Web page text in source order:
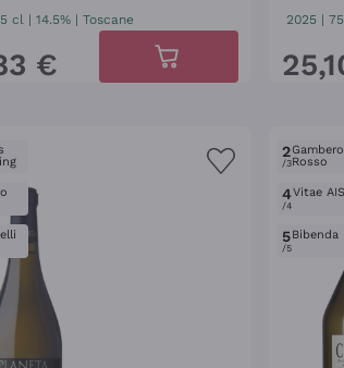
cl | 14.5% Toscane
€
2025 |
25,
2
/3
Gambero
Rosso
4
/4
Vitae AIS
5
/5
Bibenda